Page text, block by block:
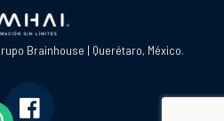
Brainhouse | Querétaro, México.